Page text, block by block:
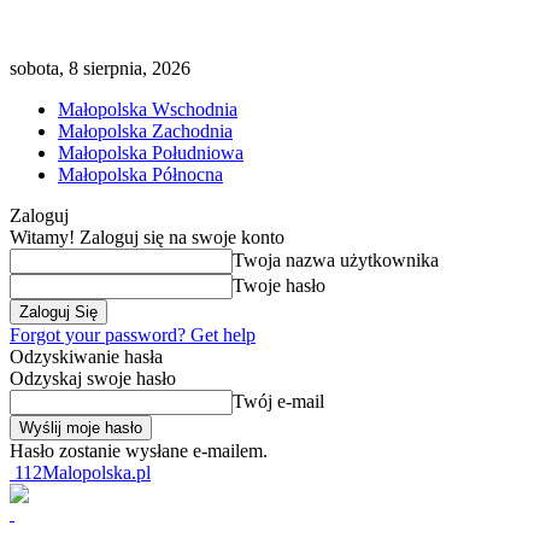
sobota, 8 sierpnia, 2026
Małopolska Wschodnia
Małopolska Zachodnia
Małopolska Południowa
Małopolska Północna
Zaloguj
Witamy! Zaloguj się na swoje konto
Twoja nazwa użytkownika
Twoje hasło
Forgot your password? Get help
Odzyskiwanie hasła
Odzyskaj swoje hasło
Twój e-mail
Hasło zostanie wysłane e-mailem.
112Malopolska.pl